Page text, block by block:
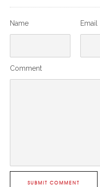
Name Email
Comment
SUBMIT COMMENT